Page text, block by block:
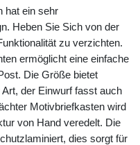
hat ein sehr
Heben Sie Sich von der
zu verzichten.
ermöglicht eine einfache
Die Größe bietet
der Einwurf fasst auch
Motivbriefkasten wird
von Hand veredelt. Die
dies sorgt für